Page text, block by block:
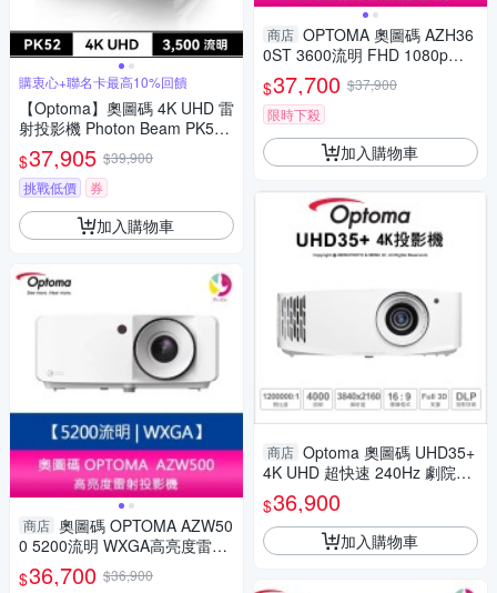
購衷心+聯名卡最高10%回饋
【Optoma】奧圖碼 4K UHD 雷
射投影機 Photon Beam PK52
睛嘆號
$37,905 $39,900
挑戰低價
券
加入購物車
商店 奧圖碼 OPTOMA AZW50
0 5200流明 WXGA高亮度雷射
投影機 台灣公司貨 保固三年
$36,700 $36,900
商店 OPTOMA 奧圖碼 AZH36
0ST 3600流明 FHD 1080p短
焦雷射商用會議投影機
$37,700 $37,900
限時下殺
加入購物車
商店 Optoma 奧圖碼 UHD35+
4K UHD 超快速 240Hz 劇院級
遊戲投影機 真4K 高亮度 高對
比 低延遲
$36,900
加入購物車